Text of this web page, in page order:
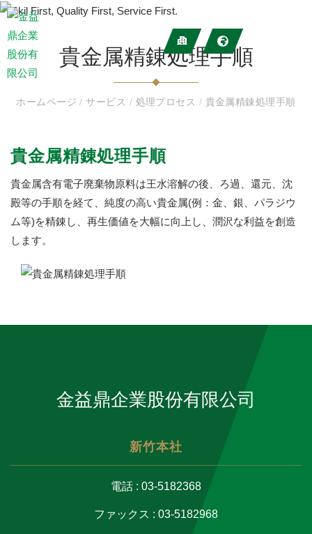
貴金属精錬処理手順
ホームページ/ サービス / 処理プロセス / 貴金属精錬処理手順
貴金属精錬処理手順
貴金属含有電子廃棄物原料は王水溶解の後、ろ過、還元、沈
殿等の手順を経て、純度の高い貴金属(例：金、銀、パラジウ
ム等)を精錬し、再生価値を大幅に向上し、潤沢な利益を創造
します。
金益鼎企業股份有限公司
新竹本社
電話 : 03-5182368
ファックス : 03-5182968